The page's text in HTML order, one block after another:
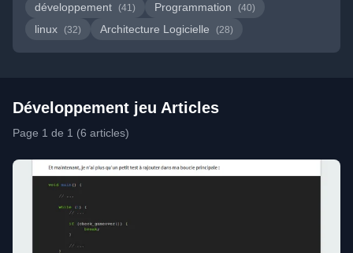
développement (41) Programmation (40)
linux (32) Architecture Logicielle (28)
Développement jeu Articles
Page 1 de 1 (6 articles)